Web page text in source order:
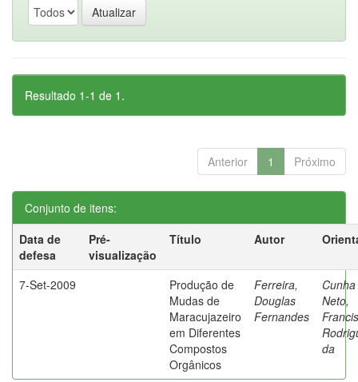
Resultado 1-1 de 1.
Anterior 1 Próximo
Conjunto de itens:
Data de
defesa
Pré-
visualização
Título Autor
7-Set-2009
Produção de
Mudas de
Maracujazeiro
em Diferentes
Compostos
Orgânicos
Ferreira,
Douglas
Fernandes
Cunha
Neto,
da